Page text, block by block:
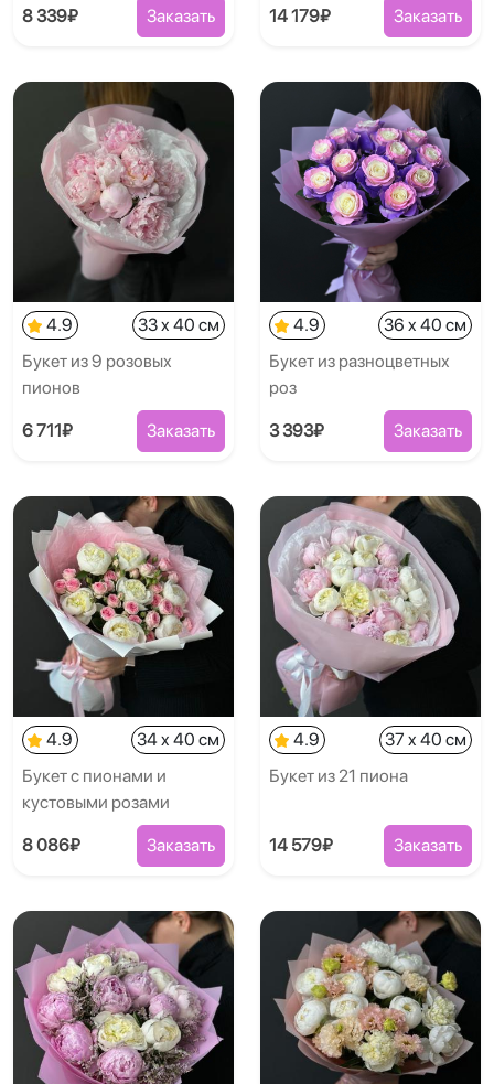
8 339₽ Заказать 14 179₽ Заказать
4.9
33 x 40 см
Букет из 9 розовых
пионов
6 711₽ Заказать
4.9
36 x 40 см
Букет из разноцветных
роз
3 393₽ Заказать
4.9
34 x 40 см
Букет с пионами и
кустовыми розами
8 086₽ Заказать
4.9
37 x 40 см
Букет из 21 пиона
14 579₽ Заказать